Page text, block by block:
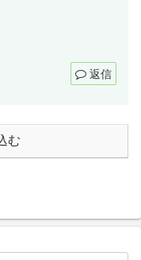
返信
む